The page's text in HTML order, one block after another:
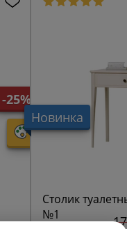
-25%
Новинка
Столик
№1